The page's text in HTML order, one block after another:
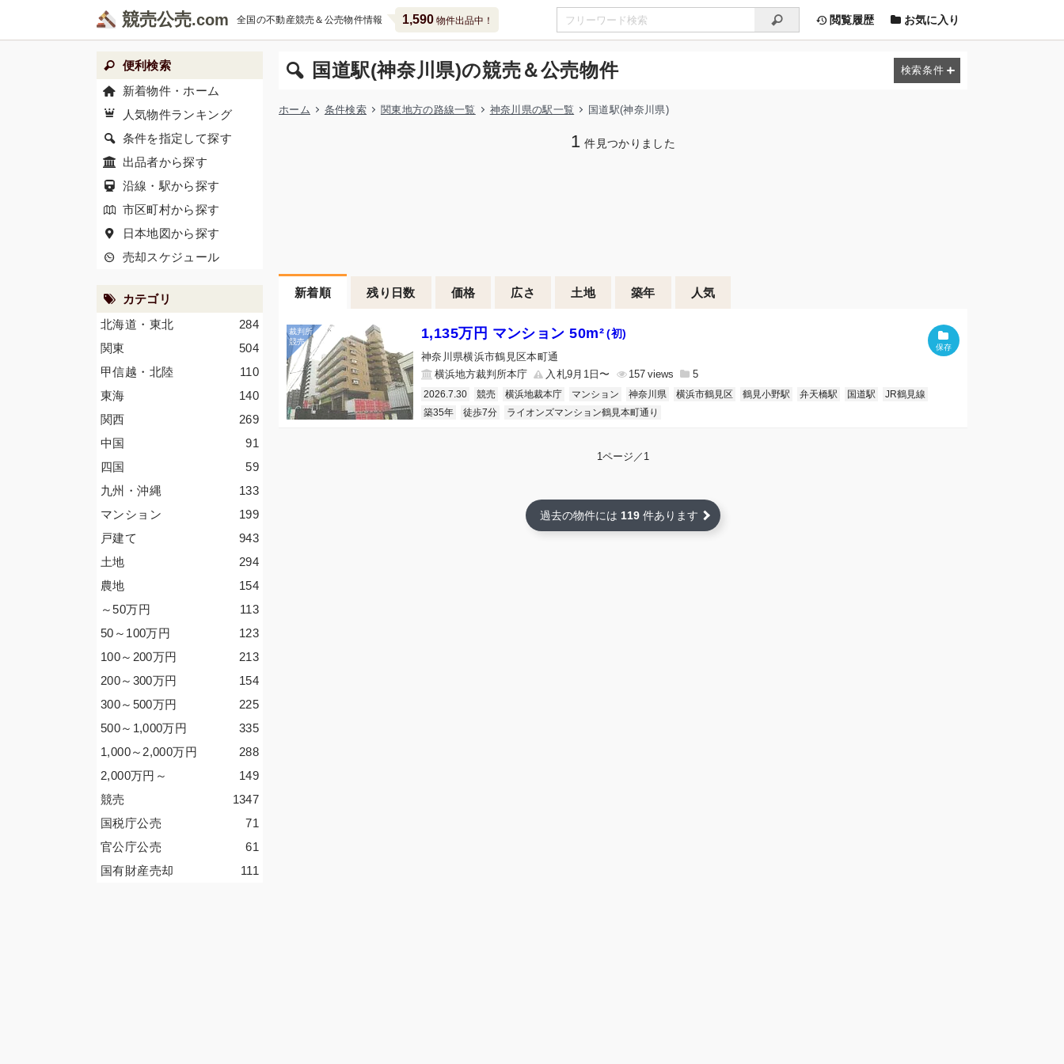
競売公売 全国の不動産競売＆公売物件情報 1,590物件出品中！ 閲覧履歴 お気に入り
国道駅(神奈川県)の競売＆公売物件
ホーム 条件検索 関東地方の路線一覧 神奈川県の駅一覧 国道駅(神奈川県)
1 件見つかりました
新着順 残り日数 価格 広さ 土地 築年 人気
1,135万円 マンション 50m² (初)
神奈川県横浜市鶴見区本町通
横浜地方裁判所本庁
入札9月1日〜 157 5
2026.7.30 競売 横浜地裁本庁 マンション 神奈川県 横浜市鶴見区 鶴見小野駅 弁天橋駅 国道駅
JR鶴見線
築35年
徒歩7分 ライオンズマンション鶴見本町通り
1ページ／1
過去の物件には 119 件あります
便利検索
新着物件・ホーム
人気物件ランキング
条件を指定して探す
出品者から探す
沿線・駅から探す
市区町村から探す
日本地図から探す
売却スケジュール
カテゴリ
284
北海道・東北
504
関東
110
甲信越・北陸
140
東海
269
関西
91
中国
59
四国
133
九州・沖縄
199
マンション
943
戸建て
294
土地
154
農地
113
～50万円
123
50～100万円
213
100～200万円
154
200～300万円
225
300～500万円
335
500～1,000万円
288
1,000～2,000万円
149
2,000万円 ～
1347
競売
71
国税庁公売
61
官公庁公売
111
国有財産売却